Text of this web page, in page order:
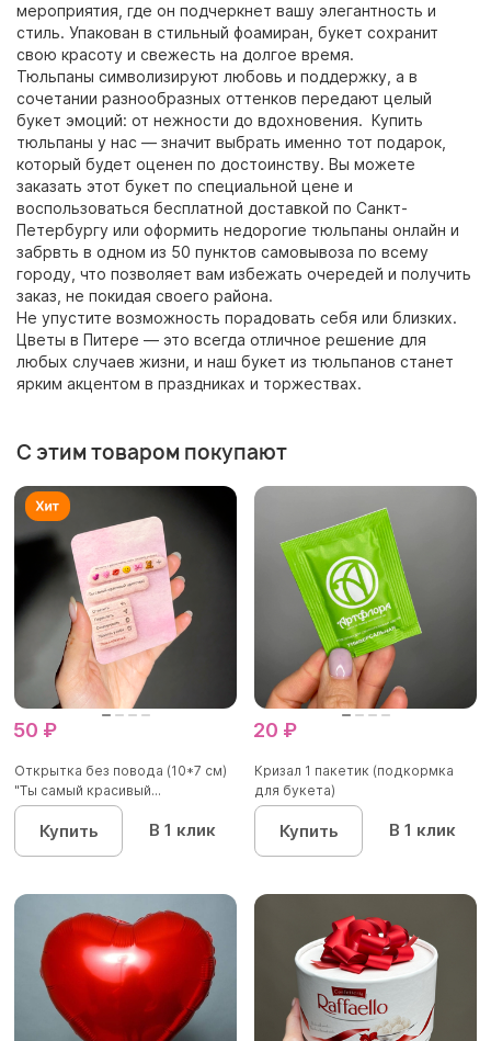
мероприятия, где он подчеркнет вашу элегантность и
стиль. Упакован в стильный фоамиран, букет сохранит
свою красоту и свежесть на долгое время.
Тюльпаны символизируют любовь и поддержку, а в
сочетании разнообразных оттенков передают целый
букет эмоций: от нежности до вдохновения. Купить
тюльпаны у нас — значит выбрать именно тот подарок,
который будет оценен по достоинству. Вы можете
заказать этот букет по специальной цене и
воспользоваться бесплатной доставкой по Санкт-
Петербургу или оформить недорогие тюльпаны онлайн и
забрвть в одном из 50 пунктов самовывоза по всему
городу, что позволяет вам избежать очередей и получить
заказ, не покидая своего района.
Не упустите возможность порадовать себя или близких.
Цветы в Питере — это всегда отличное решение для
любых случаев жизни, и наш букет из тюльпанов станет
ярким акцентом в праздниках и торжествах.
С этим товаром покупают
50 ₽
Открытка без повода (10*7 см)
"Ты самый красивый...
Купить В 1 клик
20 ₽
Кризал 1 пакетик (подкормка
для букета)
Купить В 1 клик